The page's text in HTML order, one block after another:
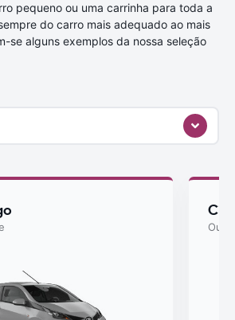
pequeno ou uma carrinha para toda a
do carro mais adequado ao mais
se alguns exemplos da nossa seleção
Ou